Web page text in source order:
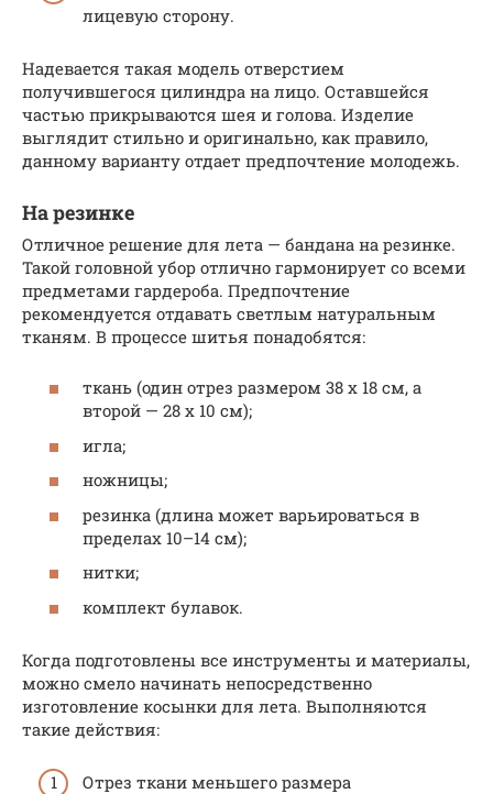
лицевую сторону.
Надевается такая модель отверстием
получившегося цилиндра на лицо. Оставшейся
частью прикрываются шея и голова. Изделие
выглядит стильно и оригинально, как правило,
данному варианту отдает предпочтение молодежь.
На резинке
Отличное решение для лета — бандана на резинке.
Такой головной убор отлично гармонирует со всеми
предметами гардероба. Предпочтение
рекомендуется отдавать светлым натуральным
тканям. В процессе шитья понадобятся:
ткань (один отрез размером 38 х 18 см, а
второй — 28 х 10 см);
игла;
ножницы;
резинка (длина может варьироваться в
пределах 10–14 см);
нитки;
комплект булавок.
Когда подготовлены все инструменты и материалы,
можно смело начинать непосредственно
изготовление косынки для лета. Выполняются
такие действия:
Отрез ткани меньшего размера